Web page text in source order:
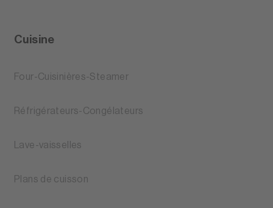
Cuisine
Four-Cuisinières-Steamer
Réfrigérateurs-Congélateurs
Lave-vaisselles
Plans de cuisson